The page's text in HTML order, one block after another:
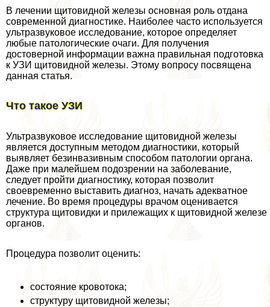
В лечении щитовидной железы основная роль отдана
современной диагностике. Наиболее часто используется
ультразвуковое исследование, которое определяет
любые патологические очаги. Для получения
достоверной информации важна правильная подготовка
к УЗИ щитовидной железы. Этому вопросу посвящена
данная статья.
Что такое УЗИ
Ультразвуковое исследование щитовидной железы
является доступным методом диагностики, который
выявляет безинвазивным способом патологии органа.
Даже при малейшем подозрении на заболевание,
следует пройти диагностику, которая позволит
своевременно выставить диагноз, начать адекватное
лечение. Во время процедуры врачом оценивается
структура щитовидки и прилежащих к щитовидной железе
органов.
Процедypa позволит оценить:
состояние кровотока;
структуру щитовидной железы;